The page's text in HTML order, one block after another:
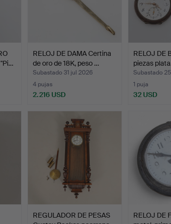
RELOJ DE DAMA Certina
de oro de 18K, peso …
Subastado 31 jul 2026
4 pujas
2.216 USD
RELOJ DE
piezas
Subastado
1 puja
32 USD
REGULADOR DE PESAS
RELOJ DE